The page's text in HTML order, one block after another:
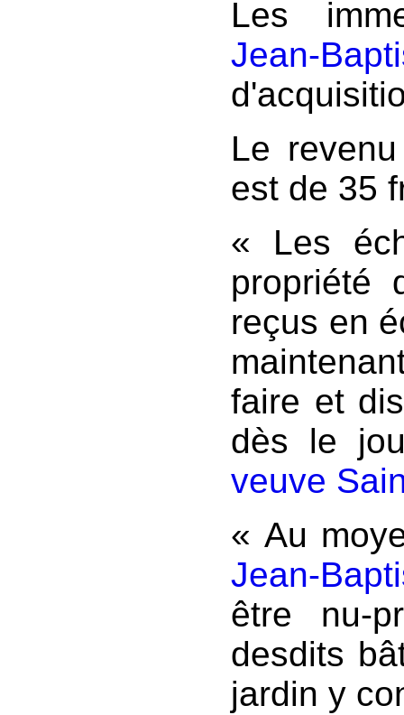
Les
Jean-
Le
est de 35
« Les
propriété
reçus en
faire et
dès le
veuve
« Au
Jean-
être nu-
desdits
jardin y